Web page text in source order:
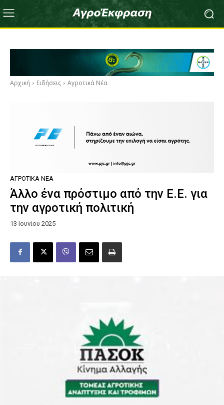
Αρχική Ειδήσεις Αγροτικά Νέα
ΑΓΡΟΤΙΚΆ ΝΈΑ
Άλλο ένα πρόστιμο από την Ε.Ε. για
την αγροτική πολιτική
13 Ιουνίου 2025